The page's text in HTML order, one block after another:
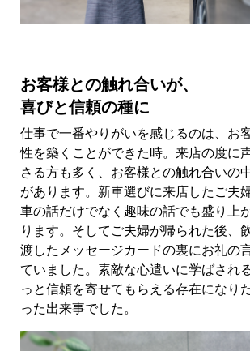
お客様との触れ合いが、
喜びと信頼の種に
仕事で一番やりがいを感じるのは、お
性を築くことができた時。来店の度に
さる方も多く、お客様との触れ合いの
があります。新車選びに来店したご夫
車の話だけでなく趣味の話でも盛り上
ります。そしてご夫婦が帰られた後、
渡したメッセージカードの裏にお礼の
ていました。素敵な心遣いに学ばされ
っと信頼を寄せてもらえる存在になり
った出来事でした。